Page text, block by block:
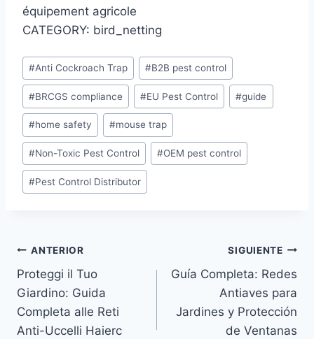
équipement agricole
CATEGORY: bird_netting
Etiquetas
de
la
entrada:
#Anti Cockroach Trap #B2B pest control
#BRCGS compliance #EU Pest Control #guide
#home safety #mouse trap
#Non-Toxic Pest Control #OEM pest control
#Pest Control Distributor
Navegación
de
entradas
ANTERIOR
Proteggi il Tuo
Giardino: Guida
Completa alle Reti
Anti-Uccelli Haierc
SIGUIENTE
Guía Completa: Redes
Antiaves para
Jardines y Protección
de Ventanas